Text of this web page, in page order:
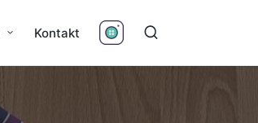
Kontakt